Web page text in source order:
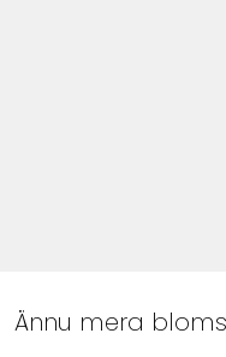
Ännu mera